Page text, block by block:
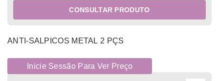
CONSULTAR PRODUTO
ANTI-SALPICOS METAL 2 PÇS
Inicie Sessão Para Ver Preço